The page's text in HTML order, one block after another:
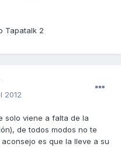
Tapatalk 2
2012
solo viene a falta de la
de todos modos no te
es que la lleve a su